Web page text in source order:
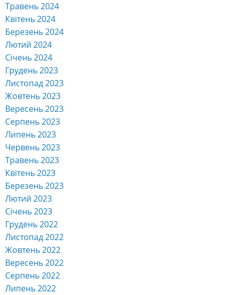
Травень 2024
Квітень 2024
Березень 2024
Лютий 2024
Січень 2024
Грудень 2023
Листопад 2023
Жовтень 2023
Вересень 2023
Серпень 2023
Липень 2023
Червень 2023
Травень 2023
Квітень 2023
Березень 2023
Лютий 2023
Січень 2023
Грудень 2022
Листопад 2022
Жовтень 2022
Вересень 2022
Серпень 2022
Липень 2022